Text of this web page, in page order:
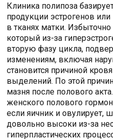
Клиника полипоза
продукции эстрогенов
в тканях матки.
который из-за
вторую фазу цикла,
изменениям, включая
становится причиной
выделений. По этой
мазня после полового
женского полового
если яичник и овулирует,
довольно высоки из-за
гиперпластических